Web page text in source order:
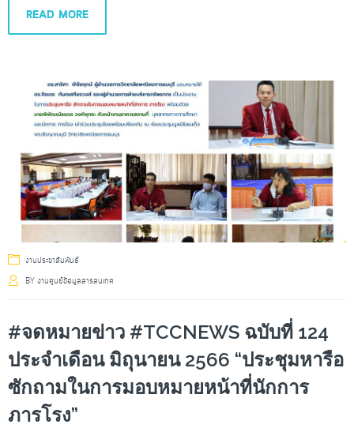
READ MORE
งานประชาสัมพันธ์
BY งานศูนย์ข้อมูลสารสนเทศ
#จดหมายข่าว #TCCNEWS ฉบับที่ 124
ประจำเดือน มิถุนายน 2566 “ประชุมหารือ
ซักถามในการมอบหมายหน้าที่นักการ
ภารโรง”